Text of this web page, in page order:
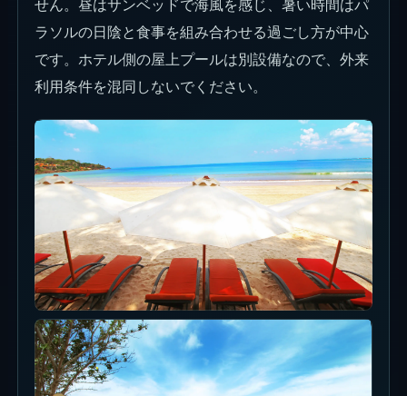
せん。昼はサンベッドで海風を感じ、暑い時間はパ
ラソルの日陰と食事を組み合わせる過ごし方が中心
です。ホテル側の屋上プールは別設備なので、外来
利用条件を混同しないでください。